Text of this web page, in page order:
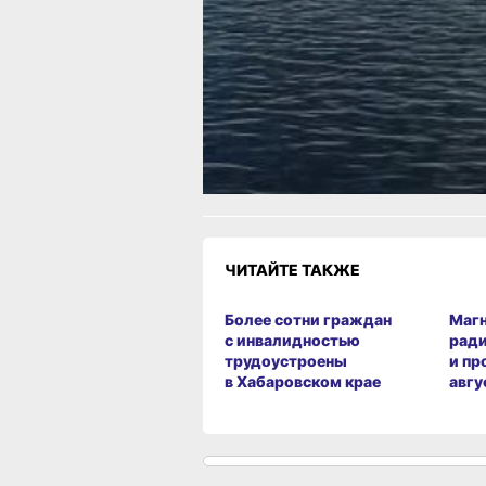
начинает прием заявок
Читайте нас в соцсетях:ВКонтакте,
Одноклассники, Телеграмили
Яндекс.ДзениМАКС
Как вам материал?
Огонь!
Супер
Удивило
Грустно
Злость
ЧИТАЙТЕ ТАКЖЕ
Более сотни граждан
с инвалидностью
трудоустроены
в Хабаровском крае
и